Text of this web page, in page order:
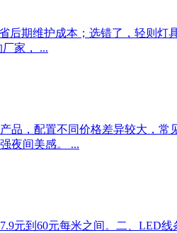
期维护成本；选错了，轻则灯
家， ...
，配置不同价格差异较大，常
夜间美感。 ...
元到60元每米之间。二、LED